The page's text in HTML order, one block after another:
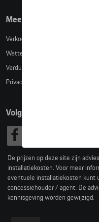
Meer info
Verkoopsvoorwaarden
Wettelijke bepalingen
Verduidelijking kledingmaten
Privacybeleid
Volg Ons
De prijzen op deze site zijn
installatiekosten. Voor meer
eventuele installatiekosten kunt
concessiehouder / agent. De
kennisgeving worden gewijzigd.